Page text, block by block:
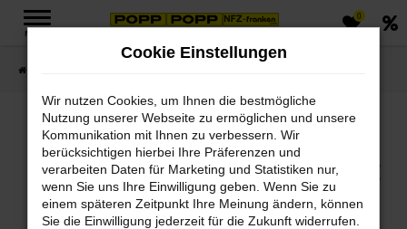
Zum
MENÜ
0
Jetzt PKWs & LKWs in
unserem Fahrzeugmarkt
finden
Cookie Einstellungen
Wir nutzen Cookies, um Ihnen die bestmögliche
Nutzung unserer Webseite zu ermöglichen und unsere
Kommunikation mit Ihnen zu verbessern. Wir
berücksichtigen hierbei Ihre Präferenzen und
verarbeiten Daten für Marketing und Statistiken nur,
wenn Sie uns Ihre Einwilligung geben. Wenn Sie zu
einem späteren Zeitpunkt Ihre Meinung ändern, können
Sie die Einwilligung jederzeit für die Zukunft widerrufen.